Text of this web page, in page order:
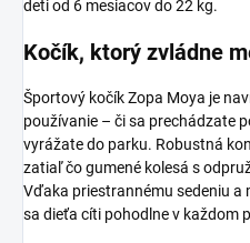
deti od 6 mesiacov do 22 kg.
Kočík, ktorý zvládne
Športový kočík Zopa Moya je
používanie – či sa prechádzate
vyrážate do parku. Robustná
zatiaľ čo gumené kolesá s
Vďaka priestrannému sedeniu
sa dieťa cíti pohodlne v každom